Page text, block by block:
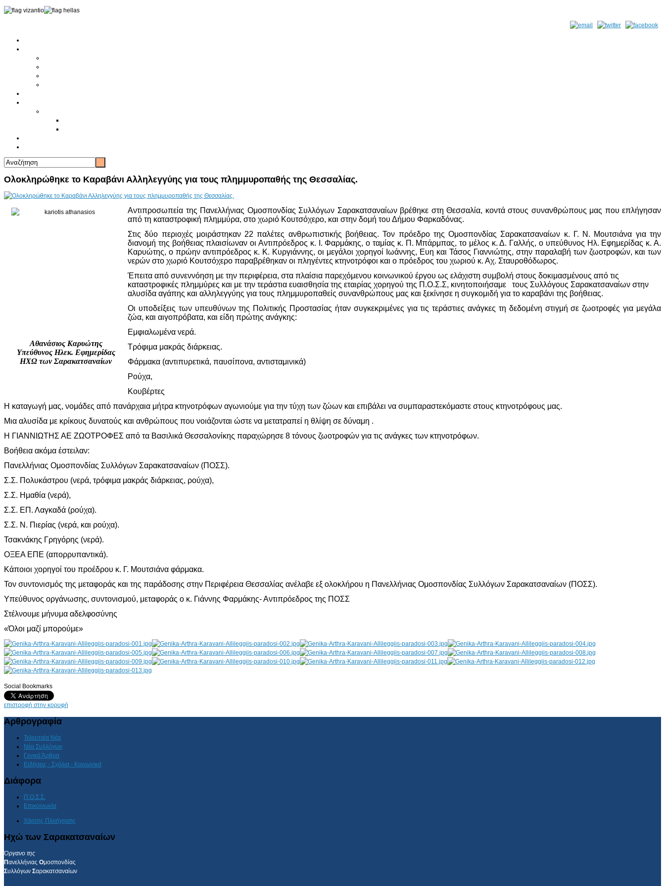
Ολοκληρώθηκε το Καραβάνι Αλληλεγγύης για τους πλημμυροπαθής της Θεσσαλίας.
Αθανάσιος Καρυώτης
Υπεύθυνος Ηλεκ. Εφημερίδας
ΗΧΩ των Σαρακατσαναίων
Αντιπροσωπεία της Πανελλήνιας Ομοσπονδίας Συλλόγων Σαρακατσαναίων βρέθηκε στη Θεσσαλία, κοντά στους συνανθρώπους μας που επλήγησαν
από τη καταστροφική πλημμύρα, στο χωριό Κουτσόχερο, και στην δομή του Δήμου Φαρκαδόνας.
Στις δύο περιοχές μοιράστηκαν 22 παλέτες ανθρωπιστικής βοήθειας. Τον πρόεδρο της Ομοσπονδίας Σαρακατσαναίων κ. Γ. Ν. Μουτσιάνα για την
διανομή της βοήθειας πλαισίωναν οι Αντιπρόεδρος κ. Ι. Φαρμάκης, ο ταμίας κ. Π. Μπάρμπας, το μέλος κ. Δ. Γαλλής, ο υπεύθυνος Ηλ. Εφημερίδας κ. Α.
Καρυώτης, ο πρώην αντιπρόεδρος κ. Κ. Κυργιάννης, οι μεγάλοι χορηγοί Ιωάννης, Ευη και Τάσος Γιαννιώτης, στην παραλαβή των ζωοτροφών, και των
νερών στο χωριό Κουτσόχερο παραβρέθηκαν οι πληγέντες κτηνοτρόφοι και ο πρόεδρος του χωριού κ. Αχ. Σταυροθόδωρος.
Έπειτα από συνεννόηση με την περιφέρεια, στα πλαίσια παρεχόμενου κοινωνικού έργου ως ελάχιστη συμβολή στους δοκιμασμένους από τις
καταστροφικές πλημμύρες και με την τεράστια ευαισθησία της εταιρίας χορηγού της Π.Ο.Σ.Σ, κινητοποιήσαμε τους Συλλόγους Σαρακατσαναίων στην
αλυσίδα αγάπης και αλληλεγγύης για τους πλημμυροπαθείς συνανθρώπους μας και ξεκίνησε η συγκομιδή για το καραβάνι της βοήθειας.
Οι υποδείξεις των υπευθύνων της Πολιτικής Προστασίας ήταν συγκεκριμένες για τις τεράστιες ανάγκες τη δεδομένη στιγμή σε ζωοτροφές για μεγάλα
ζώα, και αιγοπρόβατα, και είδη πρώτης ανάγκης:
Εμφιαλωμένα νερά.
Τρόφιμα μακράς διάρκειας.
Φάρμακα (αντιπυρετικά, παυσίπονα, αντισταμινικά)
Ρούχα,
Κουβέρτες
Η καταγωγή μας, νομάδες από πανάρχαια μήτρα κτηνοτρόφων αγωνιούμε για την τύχη των ζώων και επιβάλει να συμπαραστεκόμαστε στους κτηνοτρόφους μας.
Μια αλυσίδα με κρίκους δυνατούς και ανθρώπους που νοιάζονται ώστε να μετατραπεί η θλίψη σε δύναμη .
Η ΓΙΑΝΝΙΩΤΗΣ ΑΕ ΖΩΟΤΡΟΦΕΣ από τα Βασιλικά Θεσσαλονίκης παραχώρησε 8 τόνους ζωοτροφών για τις ανάγκες των κτηνοτρόφων.
Βοήθεια ακόμα έστειλαν:
Πανελλήνιας Ομοσπονδίας Συλλόγων Σαρακατσαναίων (ΠΟΣΣ).
Σ.Σ. Πολυκάστρου (νερά, τρόφιμα μακράς διάρκειας, ρούχα),
Σ.Σ. Ημαθία (νερά),
Σ.Σ. ΕΠ. Λαγκαδά (ρούχα).
Σ.Σ. Ν. Πιερίας (νερά, και ρούχα).
Τσακνάκης Γρηγόρης (νερά).
ΟΞΕΑ ΕΠΕ (απορρυπαντικά).
Κάποιοι χορηγοί του προέδρου κ. Γ. Μουτσιάνα φάρμακα.
Τον συντονισμός της μεταφοράς και της παράδοσης στην Περιφέρεια Θεσσαλίας ανέλαβε εξ ολοκλήρου η Πανελλήνιας Ομοσπονδίας Συλλόγων Σαρακατσαναίων (ΠΟΣΣ).
Υπεύθυνος οργάνωσης, συντονισμού, μεταφοράς ο κ. Γιάννης Φαρμάκης- Αντιπρόεδρος της ΠΟΣΣ
Στέλνουμε μήνυμα αδελφοσύνης
«Όλοι μαζί μπορούμε»
AdmirorGallery 4.5.0 , author/s
Social Bookmarks
επιστροφή στην κορυφή
Αρθρογραφία
Τελευταία Νέα
Νέα Συλλόγων
Γενικά Άρθρα
Ειδήσεις - Σχόλια - Κοινωνικά
Διάφορα
Π.Ο.Σ.Σ.
Επικοινωνία
Χάρτης Πλοήγησης
Ηχώ των Σαρακατσαναίων
Όργανο της
Πανελλήνιας Ομοσπονδίας
Συλλόγων Σαρακατσαναίων